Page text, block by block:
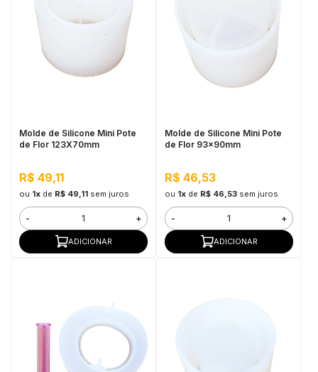
Molde de Silicone Mini Pote
de Flor 123X70mm
R$ 49,11
ou 1xde R$ 49,11 sem juros
- +
ADICIONAR
Molde de Silicone Mini Pote
de Flor 93x90mm
R$ 46,53
ou 1xde R$ 46,53 sem juros
- +
ADICIONAR